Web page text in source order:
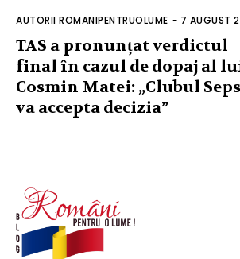
AUTORII ROMANIPENTRUOLUME - 7 AUGUST
TAS a pronunțat verdictul
final în cazul de dopaj al
Cosmin Matei: „Clubul
va accepta decizia”